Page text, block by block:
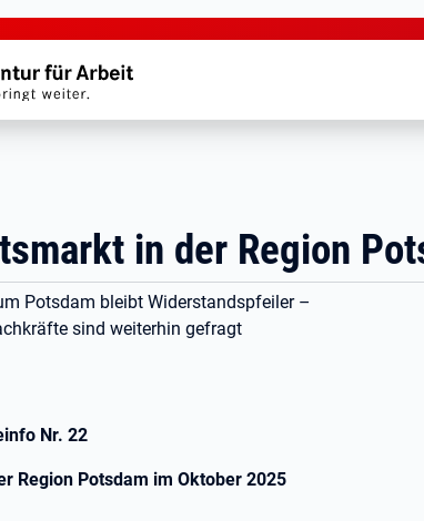
in der Region
Potsdam bleibt Widerstandspfeiler –
sind weiterhin gefragt
Nr. 22
Region Potsdam im Oktober 2025